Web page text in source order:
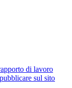
di lavoro
sul sito